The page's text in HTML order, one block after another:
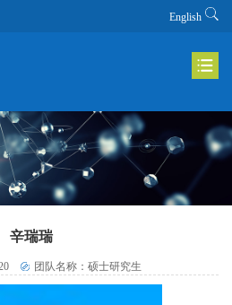
English
辛瑞瑞
团队名称：硕士研究生